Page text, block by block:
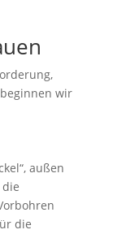
wir
außen
die